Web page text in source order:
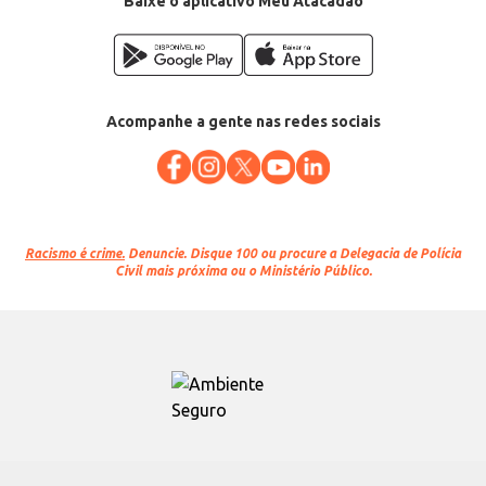
Acompanhe a gente nas redes sociais
Racismo é crime. Denuncie. Disque 100 ou procure a Delegacia de Polícia
Civil mais próxima ou o Ministério Público.